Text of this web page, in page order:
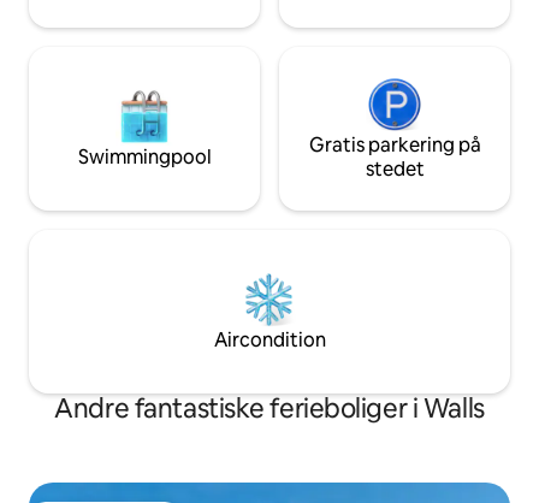
vært/digital guidebog ☆5 min. gang til
bålplads.
queen-suite.
Swimmingpool
Gratis parkering på
stedet
Aircondition
Andre fantastiske ferieboliger i Walls